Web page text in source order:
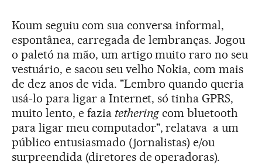
Koum seguiu com sua conversa informal,
espontânea, carregada de lembranças. Jogou
o paletó na mão, um artigo muito raro no seu
vestuário, e sacou seu velho Nokia, com mais
de dez anos de vida. "Lembro quando queria
usá-lo para ligar a Internet, só tinha GPRS,
muito lento, e fazia tetheringcom bluetooth
para ligar meu computador", relatava a um
público entusiasmado (jornalistas) e/ou
surpreendida (diretores de operadoras).